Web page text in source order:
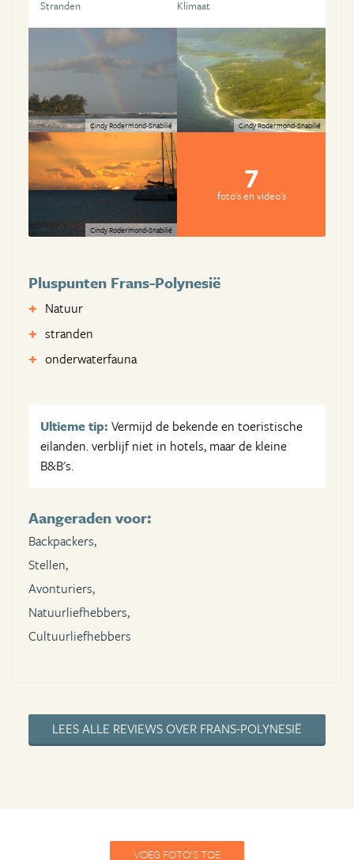
Stranden Klimaat
Cindy Rodermond-Snabilié Cindy Rodermond-Snabilié
Cindy Rodermond-Snabilié
7
foto's en video's
Pluspunten Frans-Polynesië
Natuur
stranden
onderwaterfauna
Ultieme tip: Vermijd de bekende en toeristische
eilanden. verblijf niet in hotels, maar de kleine
B&B's.
Aangeraden voor:
Backpackers,
Stellen,
Avonturiers,
Natuurliefhebbers,
Cultuurliefhebbers
LEES ALLE REVIEWS OVER FRANS-POLYNESIË
VOEG FOTO'S TOE